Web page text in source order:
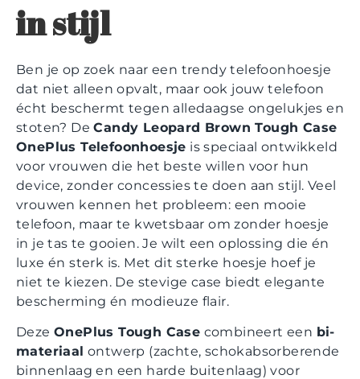
in stijl
Ben je op zoek naar een trendy telefoonhoesje
dat niet alleen opvalt, maar ook jouw telefoon
écht beschermt tegen alledaagse ongelukjes en
stoten? DeCandy Leopard Brown Tough Case
OnePlus Telefoonhoesje is speciaal ontwikkeld
voor vrouwen die het beste willen voor hun
device, zonder concessies te doen aan stijl. Veel
vrouwen kennen het probleem: een mooie
telefoon, maar te kwetsbaar om zonder hoesje
in je tas te gooien. Je wilt een oplossing die én
luxe én sterk is. Met dit sterke hoesje hoef je
niet te kiezen. De stevige case biedt elegante
bescherming én modieuze flair.
Deze OnePlus Tough Case combineert een bi-
materiaal ontwerp (zachte, schokabsorberende
binnenlaag en een harde buitenlaag) voor